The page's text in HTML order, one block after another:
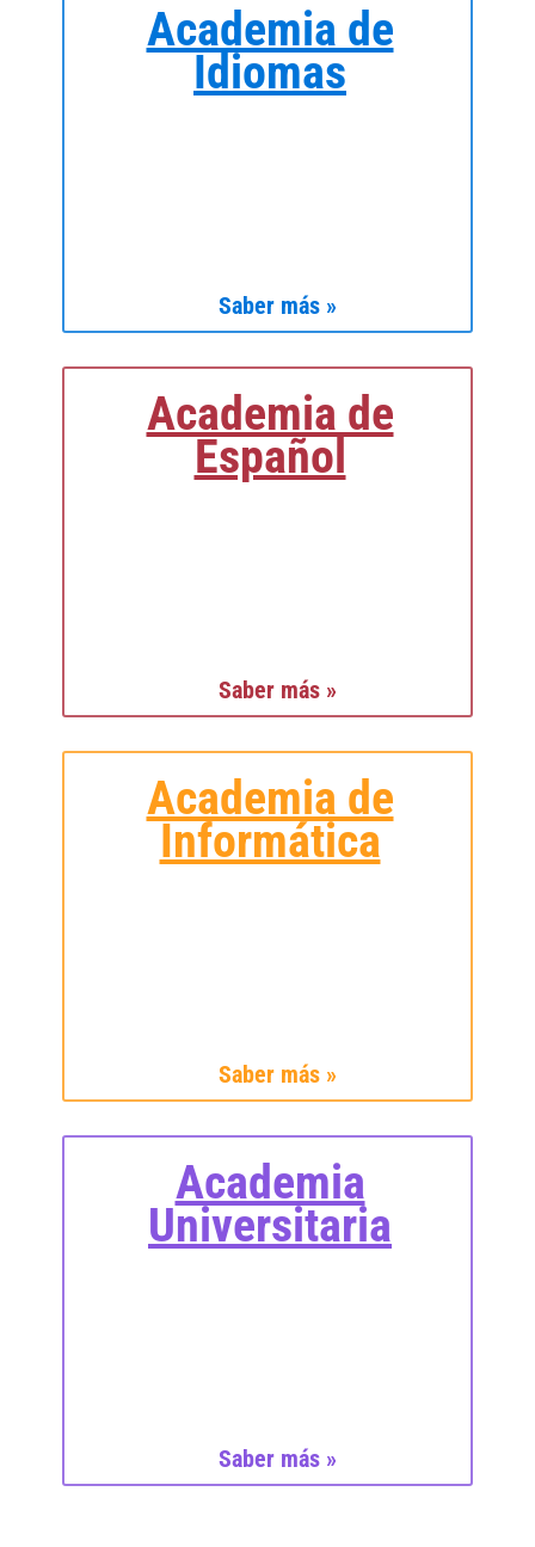
Academia de
Idiomas
Saber más »
Academia de
Español
Saber más »
Academia de
Informática
Saber más »
Academia
Universitaria
Saber más »